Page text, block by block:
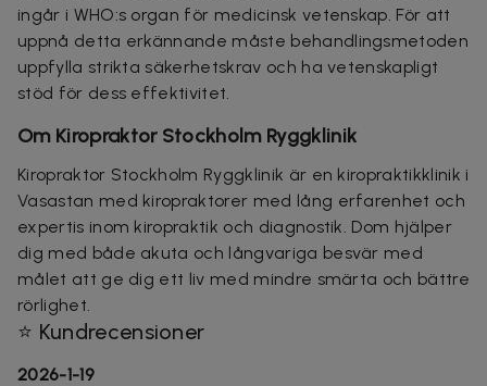
ingår i WHO:s organ för medicinsk vetenskap. För att
uppnå detta erkännande måste behandlingsmetoden
uppfylla strikta säkerhetskrav och ha vetenskapligt
stöd för dess effektivitet.
Om Kiropraktor Stockholm Ryggklinik
Kiropraktor Stockholm Ryggklinik är en kiropraktikklinik i
Vasastan med kiropraktorer med lång erfarenhet och
expertis inom kiropraktik och diagnostik. Dom hjälper
dig med både akuta och långvariga besvär med
målet att ge dig ett liv med mindre smärta och bättre
rörlighet.
⭐ Kundrecensioner
2026-1-19